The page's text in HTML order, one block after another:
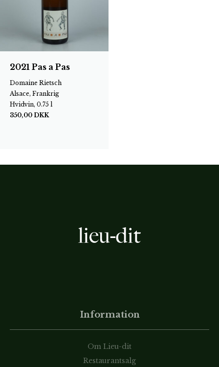
2021 Pas a Pas
Domaine Rietsch
Alsace, Frankrig
Hvidvin, 0.75 l
350,00 DKK
Information
Om Lieu-dit
Restaurantsalg